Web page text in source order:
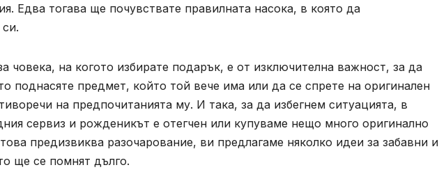
Едва тогава ще почувствате правилната насока, в която да
човека, на когото избирате подарък, е от изключителна важност, за да
поднасяте предмет, който той вече има или да се спрете на оригинален
на предпочитанията му. И така, за да избегнем ситуацията, в
сервиз и рожденикът е отегчен или купуваме нещо много оригинално
предизвиква разочарование, ви предлагаме няколко идеи за забавни и
ще се помнят дълго.